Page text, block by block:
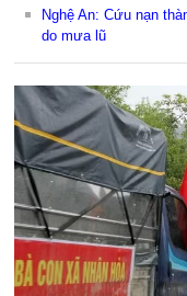
Nghệ An: Cứu nạn
do mưa lũ